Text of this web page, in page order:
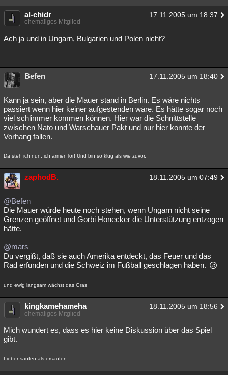
al-chidr 17.11.2005 um 18:37
ehemaliges Mitglied
Ach ja und in Ungarn, Bulgarien und Polen nicht?
Befen 17.11.2005 um 18:40
Kann ja sein, aber die Mauer stand in Berlin. Es wäre nichts
passiert wenn hier keiner aufgestenden wäre. Es hätte sogar noch
viel schlimmer kommen können. Hier war die Schnittstelle
zwischen Nato und Warschauer Pakt und nur hier konnte der
Vorhang fallen.
Da steh ich nun, ich armer Tor! Und bin so klug als wie zuvor.
zaphodB. 18.11.2005 um 07:49
@Befen
Die Mauer würde heute noch stehen, wenn Ungarn nicht seine
Grenzen geöffnet und Gorbi Honecker die Unterstützung entzogen
hätte.
@mars
Du vergißt, daß sie auch Amerika entdeckt, das Feuer und das
Rad erfunden und die Schweiz im Fußball geschlagen haben.
und ewig langsam wächst das Gras
kingkamehameha 18.11.2005 um 18:56
ehemaliges Mitglied
Mich wundert es, dass es hier keine Diskussion über das Spiel
gibt.
Lieber saufen als ersaufen